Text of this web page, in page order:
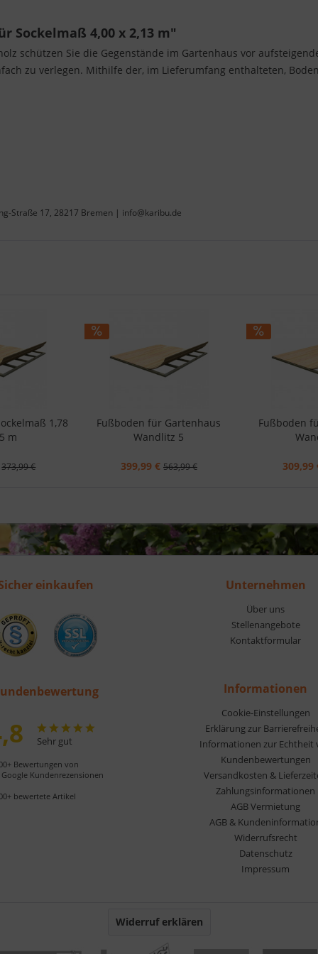
4,00 x 2,13 m"
schützen Sie die Gegenstände im Gartenhaus vor
zu verlegen. Mithilfe der, im Lieferumfang enthalteten,
Straße 17, 28217 Bremen | info@karibu.de
1,78
m
373,99 €
Fußboden für Gartenhaus
Wandlitz 5
399,99 € 563,99 €
Fußboden
309,99
einkaufen
Sehr gut
Bewertungen von
Kundenrezensionen
bewertete Artikel
Unternehmen
Über uns
Stellenangebote
Kontaktformular
Informationen
Cookie-Einstellungen
Erklärung zur
Informationen zur Echtheit
Kundenbewertungen
Versandkosten &
Zahlungsinformationen
AGB Vermietung
AGB &
Widerrufsrecht
Datenschutz
Impressum
Widerruf erklären